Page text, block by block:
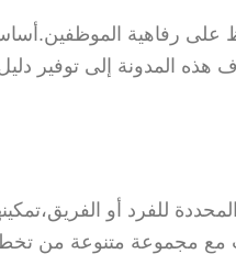
على رفاهية
هذه المدونة إلى
للفرد أو
مع مجموعة متنوعة من